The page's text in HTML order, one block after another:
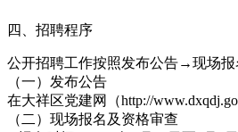
四、招聘程序
公开招聘工作按照发布公告→现场
（一）发布公告
在大祥区党建网（http://
（二）现场报名及资格审查